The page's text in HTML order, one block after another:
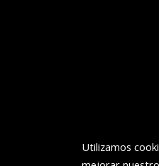
Utilizamos